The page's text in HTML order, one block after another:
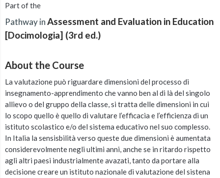
Part of the
Pathway inAssessment and Evaluation in Education
[Docimologia] (3rd ed.)
About the Course
La valutazione può riguardare dimensioni del processo di
insegnamento-apprendimento che vanno ben al di là del singolo
allievo o del gruppo della classe, si tratta delle dimensioni in cui
lo scopo quello è quello di valutare l’efficacia e l’efficienza di un
istituto scolastico e/o del sistema educativo nel suo complesso.
In Italia la sensisbilità verso queste due dimensioni è aumentata
considerevolmente negli ultimi anni, anche se in ritardo rispetto
agli altri paesi industrialmente avazati, tanto da portare alla
decisione creare un istituto nazionale di valutazione del sistena